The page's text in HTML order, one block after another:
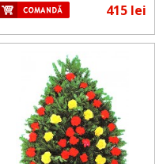
415 lei